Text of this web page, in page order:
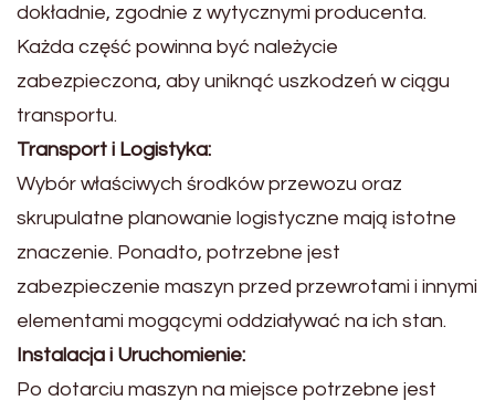
dokładnie, zgodnie z wytycznymi producenta.
Każda część powinna być należycie
zabezpieczona, aby uniknąć uszkodzeń w ciągu
transportu.
Transport i Logistyka:
Wybór właściwych środków przewozu oraz
skrupulatne planowanie logistyczne mają istotne
znaczenie. Ponadto, potrzebne jest
zabezpieczenie maszyn przed przewrotami i innymi
elementami mogącymi oddziaływać na ich stan.
Instalacja i Uruchomienie:
Po dotarciu maszyn na miejsce potrzebne jest